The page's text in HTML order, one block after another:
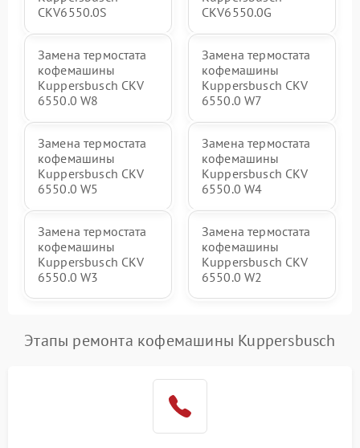
CKV6550.0S
CKV6550.0G
Замена термостата
кофемашины
Kuppersbusch CKV
6550.0 W8
Замена термостата
кофемашины
Kuppersbusch CKV
6550.0 W7
Замена термостата
кофемашины
Kuppersbusch CKV
6550.0 W5
Замена термостата
кофемашины
Kuppersbusch CKV
6550.0 W4
Замена термостата
кофемашины
Kuppersbusch CKV
6550.0 W3
Замена термостата
кофемашины
Kuppersbusch CKV
6550.0 W2
Этапы ремонта кофемашины Kuppersbusch